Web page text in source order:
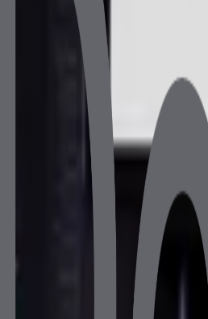
8GB 128GB SSD 1920*1080
cm · Brüt Ağırlık 5.5 kg
Detaylı bilgi için bize